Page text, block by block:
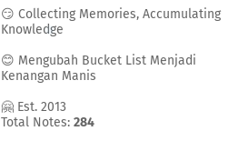
😏 Collecting Memories, Accumulating
Knowledge
😊 Mengubah Bucket List Menjadi
Kenangan Manis
🤗 Est. 2013
Total Notes: 284